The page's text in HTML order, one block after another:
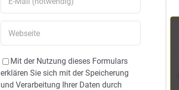
Mit der Nutzung dieses Formulars
erklären Sie sich mit der Speicherung
und Verarbeitung Ihrer Daten durch